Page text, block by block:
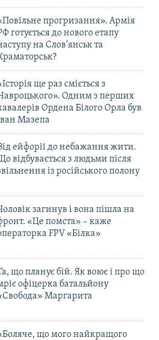
прогризання». Армія
готується до нового етапу
на Слов’янськ та
ще раз сміється з
Одним з перших
Ордена Білого Орла був
Мазепа
ейфорії до небажання жити.
відбувається з людьми після
із російського полону
загинув і вона пішла на
«Це помста» – каже
FPV «Білка»
що планує бій. Як воює і про що
офіцерка батальйону
Маргарита
що мого найкращого